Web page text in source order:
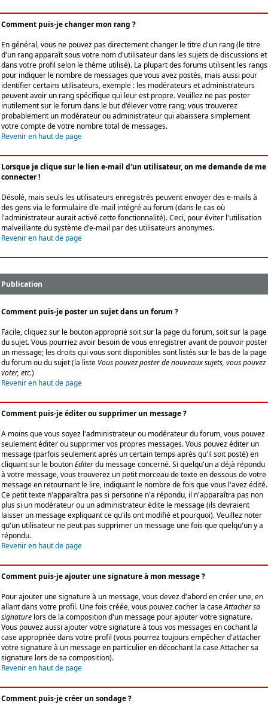
Comment puis-je changer mon rang ?
En général, vous ne pouvez pas directement changer le titre d'un rang (le titre
d'un rang apparaît sous votre nom d'utilisateur dans les sujets de discussions et
dans votre profil selon le thème utilisé). La plupart des forums utilisent les rangs
pour indiquer le nombre de messages que vous avez postés, mais aussi pour
identifier certains utilisateurs, exemple : les modérateurs et administrateurs
peuvent avoir un rang spécifique qui leur est propre. Veuillez ne pas poster
inutilement sur le forum dans le but d'élever votre rang; vous trouverez
probablement un modérateur ou administrateur qui abaissera simplement
votre compte de votre nombre total de messages.
Revenir en haut de page
Lorsque je clique sur le lien e-mail d'un utilisateur, on me demande de me
connecter !
Désolé, mais seuls les utilisateurs enregistrés peuvent envoyer des e-mails à
des gens via le formulaire d'e-mail intégré au forum (dans le cas où
l'administrateur aurait activé cette fonctionnalité). Ceci, pour éviter l'utilisation
malveillante du système d'e-mail par des utilisateurs anonymes.
Revenir en haut de page
Publication
Comment puis-je poster un sujet dans un forum ?
Facile, cliquez sur le bouton approprié soit sur la page du forum, soit sur la page
du sujet. Vous pourriez avoir besoin de vous enregistrer avant de pouvoir poster
un message; les droits qui vous sont disponibles sont listés sur le bas de la page
du forum ou du sujet (la liste Vous pouvez poster de nouveaux sujets, vous pouvez
voter, etc.)
Revenir en haut de page
Comment puis-je éditer ou supprimer un message ?
A moins que vous soyez l'administrateur ou modérateur du forum, vous pouvez
seulement éditer ou supprimer vos propres messages. Vous pouvez éditer un
message (parfois seulement après un certain temps après qu'il soit posté) en
cliquant sur le boutonEditerdu message concerné. Si quelqu'un a déjà répondu
à votre message, vous trouverez un petit morceau de texte en dessous de votre
message en retournant le lire, indiquant le nombre de fois que vous l'avez édité.
Ce petit texte n'apparaîtra pas si personne n'a répondu, il n'apparaîtra pas non
plus si un modérateur ou un administrateur édite le message (ils devraient
laisser un message expliquant ce qu'ils ont modifié et pourquoi). Veuillez noter
qu'un utilisateur ne peut pas supprimer un message une fois que quelqu'un y a
répondu.
Revenir en haut de page
Comment puis-je ajouter une signature à mon message ?
Pour ajouter une signature à un message, vous devez d'abord en créer une, en
allant dans votre profil. Une fois créée, vous pouvez cocher la caseAttacher sa
signature lors de la composition d'un message pour ajouter votre signature.
Vous pouvez aussi ajouter votre signature à tous vos messages en cochant la
case appropriée dans votre profil (vous pourrez toujours empêcher d'attacher
votre signature à un message en particulier en décochant la case Attacher sa
signature lors de sa composition).
Revenir en haut de page
Comment puis-je créer un sondage ?